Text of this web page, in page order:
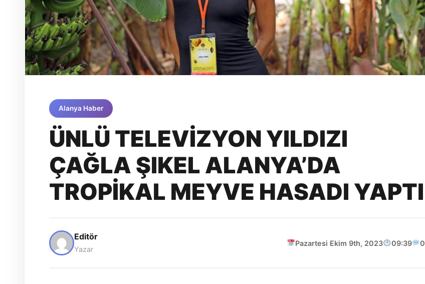
Alanya Haber
ÜNLÜ TELEVİZYON YILDIZI
ÇAĞLA ŞIKEL ALANYA’DA
TROPİKAL MEYVE HASADI YAPTI
Editör
Yazar
Pazartesi Ekim 9th, 2023 09:39 0